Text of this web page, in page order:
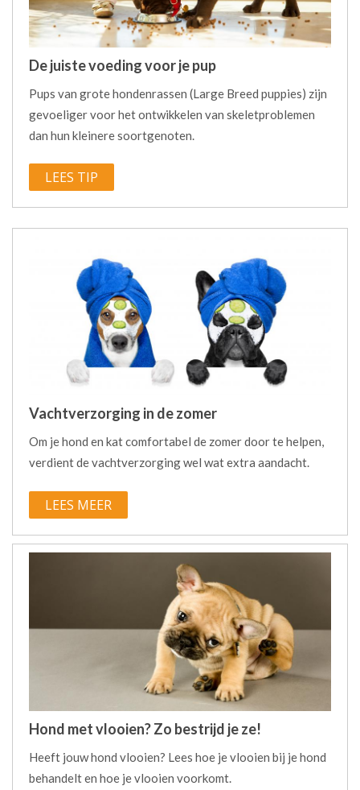
De juiste voeding voor je pup
Pups van grote hondenrassen (Large Breed puppies) zijn
gevoeliger voor het ontwikkelen van skeletproblemen
dan hun kleinere soortgenoten.
LEES TIP
Vachtverzorging in de zomer
Om je hond en kat comfortabel de zomer door te helpen,
verdient de vachtverzorging wel wat extra aandacht.
LEES MEER
Hond met vlooien? Zo bestrijd je ze!
Heeft jouw hond vlooien? Lees hoe je vlooien bij je hond
behandelt en hoe je vlooien voorkomt.